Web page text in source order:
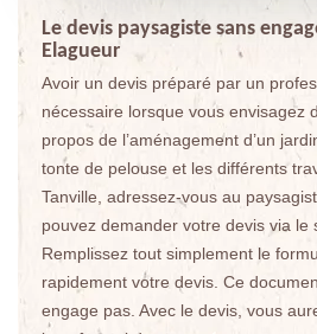
Le devis paysagiste sans
Elagueur
Avoir un devis préparé par un
nécessaire lorsque vous envisagez
propos de l’aménagement d’un
tonte de pelouse et les différents
Tanville, adressez-vous au
pouvez demander votre devis via le
Remplissez tout simplement le
rapidement votre devis. Ce
engage pas. Avec le devis, vous